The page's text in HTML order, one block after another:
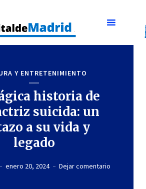
Y ENTRETENIMIENTO
historia de
suicida: un
a su vida y
legado
enero 20, 2024 Dejar comentario